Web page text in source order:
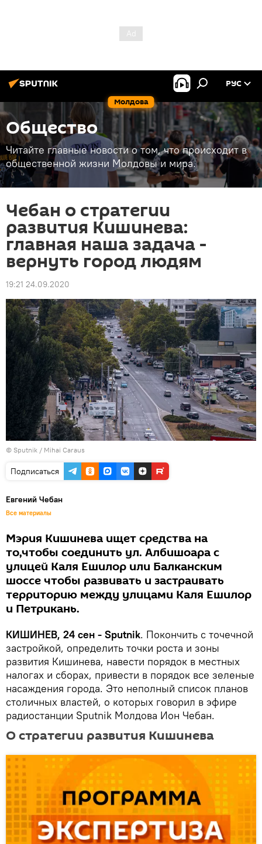
Молдова
РУС
Общество
Читайте главные новости о том, что происходит в
общественной жизни Молдовы и мира.
Чебан о стратегии
развития Кишинева:
главная наша задача -
вернуть город людям
19:21 24.09.2020
© Sputnik / Mihai Caraus
Подписаться
Евгений Чебан
Все материалы
Мэрия Кишинева ищет средства на
то,чтобы соединить ул. Албишоара с
улицей Каля Ешилор или Балканским
шоссе чтобы развивать и застраивать
территорию между улицами Каля Ешилор
и Петрикань.
КИШИНЕВ, 24 сен - Sputnik. Покончить с точечной
застройкой, определить точки роста и зоны
развития Кишинева, навести порядок в местных
налогах и сборах, привести в порядок все зеленые
насаждения города. Это неполный список планов
столичных властей, о которых говорил в эфире
радиостанции Sputnik Молдова Ион Чебан.
О стратегии развития Кишинева